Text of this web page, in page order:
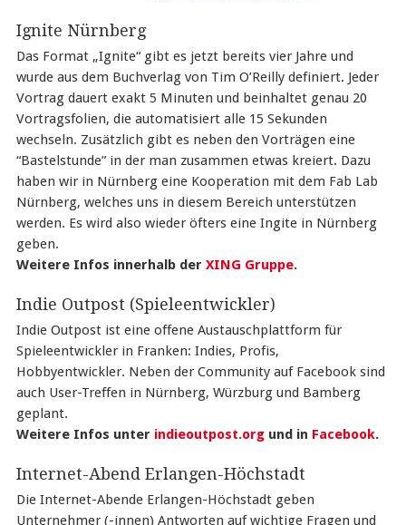
Ignite Nürnberg
Das Format „Ignite“ gibt es jetzt bereits vier Jahre und
wurde aus dem Buchverlag von Tim O’Reilly definiert. Jeder
Vortrag dauert exakt 5 Minuten und beinhaltet genau 20
Vortragsfolien, die automatisiert alle 15 Sekunden
wechseln. Zusätzlich gibt es neben den Vorträgen eine
“Bastelstunde” in der man zusammen etwas kreiert. Dazu
haben wir in Nürnberg eine Kooperation mit dem Fab Lab
Nürnberg, welches uns in diesem Bereich unterstützen
werden. Es wird also wieder öfters eine Ingite in Nürnberg
geben.
Weitere Infos innerhalb der XING Gruppe.
Indie Outpost (Spieleentwickler)
Indie Outpost ist eine offene Austauschplattform für
Spieleentwickler in Franken: Indies, Profis,
Hobbyentwickler. Neben der Community auf Facebook sind
auch User-Treffen in Nürnberg, Würzburg und Bamberg
geplant.
Weitere Infos unter indieoutpost.orgund in Facebook.
Internet-Abend Erlangen-Höchstadt
Die Internet-Abende Erlangen-Höchstadt geben
Unternehmer (-innen) Antworten auf wichtige Fragen und